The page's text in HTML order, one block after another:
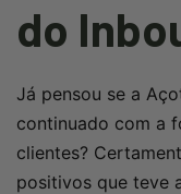
do
Já pensou se a
continuado com a
clientes?
positivos que teve